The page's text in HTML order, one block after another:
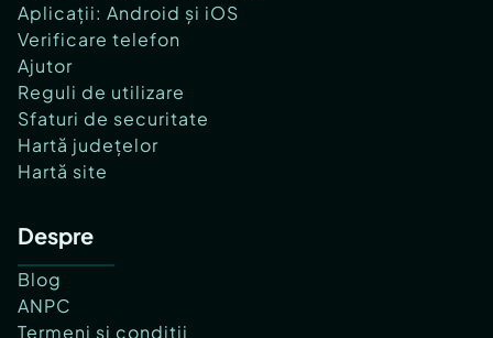
Aplicații: Android și iOS
Verificare telefon
Ajutor
Reguli de utilizare
Sfaturi de securitate
Hartă județelor
Hartă site
Despre
Blog
ANPC
Termeni și condiții